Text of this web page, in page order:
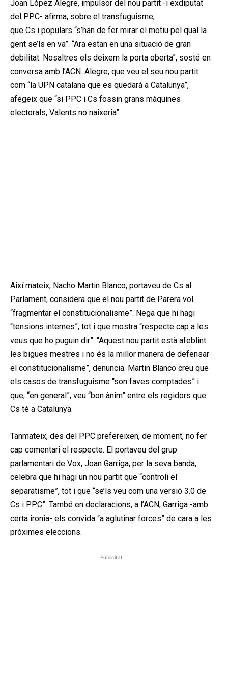
Joan López Alegre, impulsor del nou partit -i exdiputat
del PPC- afirma, sobre el transfuguisme,
que Cs i populars “s’han de fer mirar el motiu pel qual la
gent se’ls en va”. “Ara estan en una situació de gran
debilitat. Nosaltres els deixem la porta oberta”, sosté en
conversa amb l’ACN. Alegre, que veu el seu nou partit
com “la UPN catalana que es quedarà a Catalunya”,
afegeix que “si PPC i Cs fossin grans màquines
electorals, Valents no naixeria”.
Així mateix, Nacho Martin Blanco, portaveu de Cs al
Parlament, considera que el nou partit de Parera vol
“fragmentar el constitucionalisme”. Nega que hi hagi
“tensions internes”, tot i que mostra “respecte cap a les
veus que ho puguin dir”. “Aquest nou partit està afeblint
les bigues mestres i no és la millor manera de defensar
el constitucionalisme”, denuncia. Martin Blanco creu que
els casos de transfuguisme “son faves comptades” i
que, “en general”, veu “bon ànim” entre els regidors que
Cs té a Catalunya.
Tanmateix, des del PPC prefereixen, de moment, no fer
cap comentari el respecte. El portaveu del grup
parlamentari de Vox, Joan Garriga, per la seva banda,
celebra que hi hagi un nou partit que “controli el
separatisme”, tot i que “se’ls veu com una versió 3.0 de
Cs i PPC”. També en declaracions, a l’ACN, Garriga -amb
certa ironia- els convida “a aglutinar forces” de cara a les
pròximes eleccions.
Publicitat